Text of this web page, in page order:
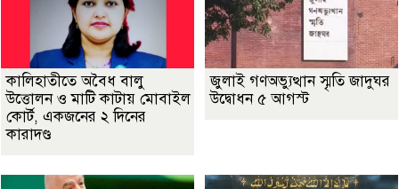
কালিহাতীতে অবৈধ বালু
উত্তোলন ও মাটি কাটায় মোবাইল
কোর্ট, একজনের ২ দিনের
কারাদণ্ড
জুলাই গণঅভ্যুত্থান স্মৃতি জাদুঘর
উদ্বোধন ৫ আগস্ট